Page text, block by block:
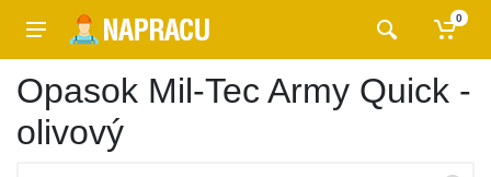
0
Opasok Mil-Tec Army Quick -
olivový